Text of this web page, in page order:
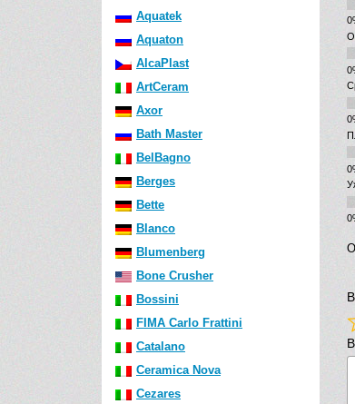
Aquatek
Aquaton
AlcaPlast
ArtCeram
Axor
Bath Master
BelBagno
Berges
Bette
Blanco
Blumenberg
Bone Crusher
Bossini
FIMA Carlo Frattini
Catalano
Ceramica Nova
Cezares